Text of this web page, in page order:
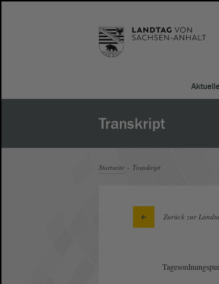
Transkript
Startseite Transkript
Zurück zur